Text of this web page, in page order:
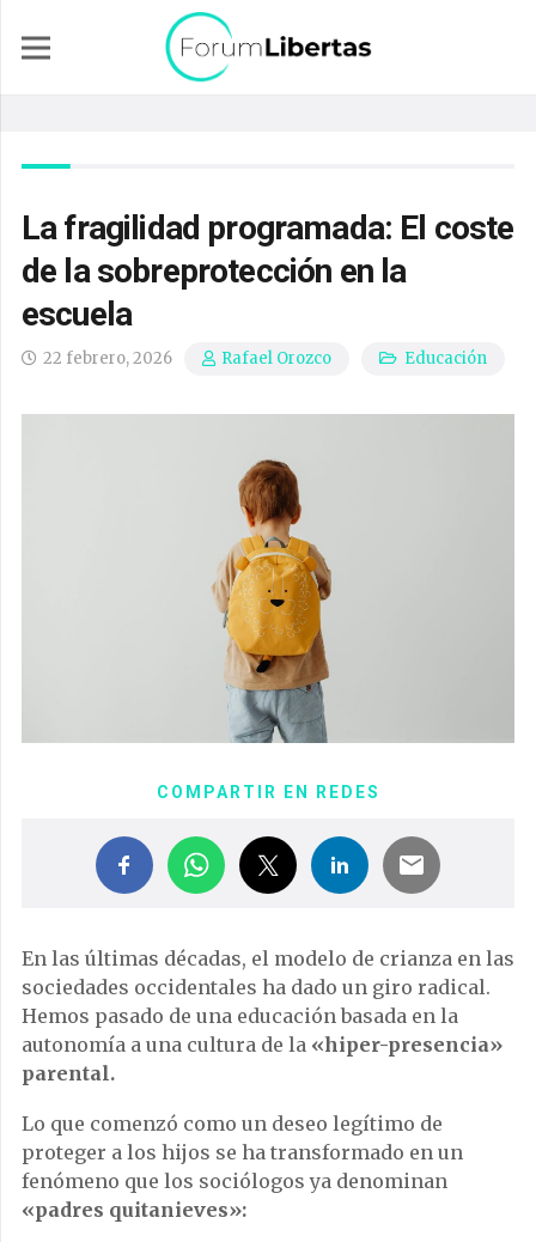
La fragilidad programada: El coste
de la sobreprotección en la
escuela
22 febrero, 2026 Rafael Orozco Educación
COMPARTIR EN REDES
En las últimas décadas, el modelo de crianza en las
sociedades occidentales ha dado un giro radical.
Hemos pasado de una educación basada en la
autonomía a una cultura de la «hiper-presencia»
parental.
Lo que comenzó como un deseo legítimo de
proteger a los hijos se ha transformado en un
fenómeno que los sociólogos ya denominan
«padres quitanieves»: